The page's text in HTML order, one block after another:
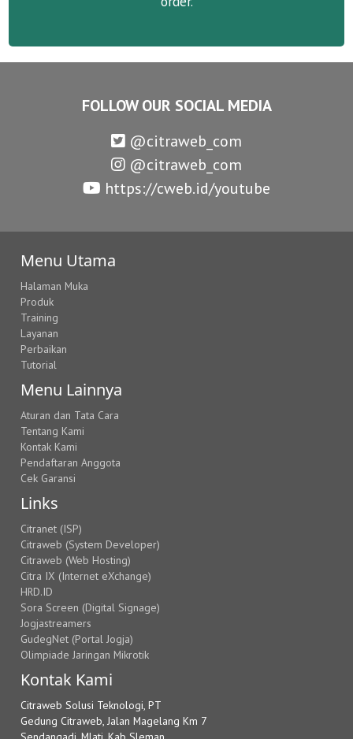
FOLLOW OUR SOCIAL MEDIA
@citraweb_com
@citraweb_com
https://cweb.id/youtube
Menu Utama
Halaman Muka
Produk
Training
Layanan
Perbaikan
Tutorial
Menu Lainnya
Aturan dan Tata Cara
Tentang Kami
Kontak Kami
Pendaftaran Anggota
Cek Garansi
Links
Citranet (ISP)
Citraweb (System Developer)
Citraweb (Web Hosting)
Citra IX (Internet eXchange)
HRD.ID
Sora Screen (Digital Signage)
Jogjastreamers
GudegNet (Portal Jogja)
Olimpiade Jaringan Mikrotik
Kontak Kami
Citraweb Solusi Teknologi, PT
Gedung Citraweb, Jalan Magelang Km 7